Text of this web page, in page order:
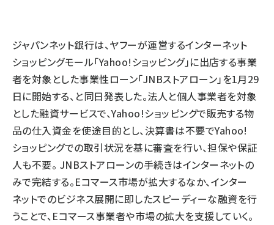
ジャパンネット銀行は、ヤフーが運営するインターネット
ショッピングモール「Yahoo!ショッピング」に出店する事業
者を対象とした事業性ローン「JNBストアローン」を1月29
日に開始する、と同日発表した。法人と個人事業者を対象
とした融資サービスで、Yahoo!ショッピングで販売する物
品の仕入資金を使途目的とし、決算書は不要でYahoo!
ショッピングでの取引状況を基に審査を行い、担保や保証
人も不要。 JNBストアローンの手続きはインターネットの
みで完結する。Eコマース市場が拡大するなか、インター
ネットでのビジネス展開に即したスピーディーな融資を行
うことで、Eコマース事業者や市場の拡大を支援していく。